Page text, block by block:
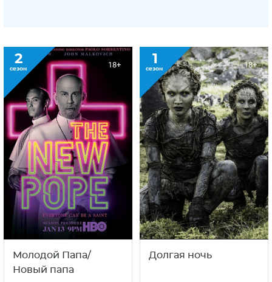
2
сезон 18+
Молодой Папа/
Новый папа
1
сезон 18+
Долгая ночь